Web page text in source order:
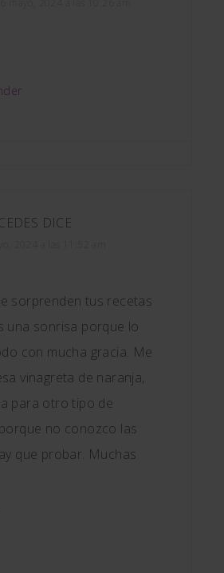
DICE
sorprenden tus recetas
una sonrisa porque lo
con mucha gracia. Me
vinagreta de naranja,
para otro tipo de
no conozco las
que probar. Muchas